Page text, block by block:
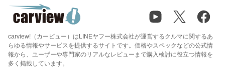
carview!（カービュー）はLINEヤフー株式会社が運営するクルマに関するあ
らゆる情報やサービスを提供するサイトです。価格やスペックなどの公式情
報から、ユーザーや専門家のリアルなレビューまで購入検討に役立つ情報を
多く掲載しています。